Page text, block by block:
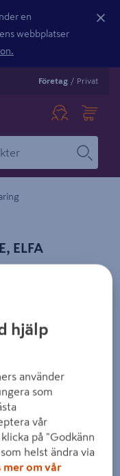
en
webbplatser
Företag / Privat
ELFA
hjälp
använder
som
vår
på "Godkänn
helst ändra via
mer om vår